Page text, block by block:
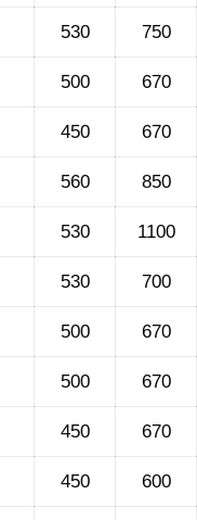
530 750
500 670
450 670
560 850
530 1100
530 700
500 670
500 670
450 670
450 600